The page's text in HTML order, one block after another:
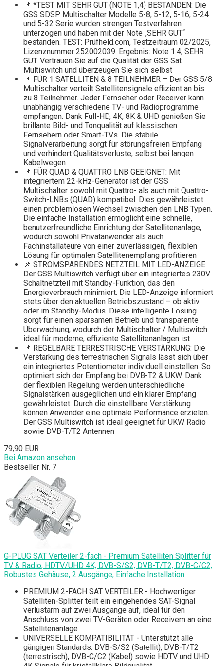
📌 *TEST MIT SEHR GUT (NOTE 1,4) BESTANDEN: Die
GSS SDSP Multischalter Modelle 5-8, 5-12, 5-16, 5-24
und 5-32 Serie wurden strengen Testverfahren
unterzogen und haben mit der Note „SEHR GUT“
bestanden. TEST: Prüfheld.com, Testzeitraum 02/2025,
Lizenznummer 252002039. Ergebnis: Note 1.4, SEHR
GUT. Vertrauen Sie auf die Qualität der GSS Sat
Multiswitch und überzeugen Sie sich selbst
📌 FÜR 1 SATELLITEN & 8 TEILNEHMER – Der GSS 5/8
Multischalter verteilt Satellitensignale effizient an bis
zu 8 Teilnehmer. Jeder Fernseher oder Receiver kann
unabhängig verschiedene TV- und Radioprogramme
empfangen. Dank Full-HD, 4K, 8K & UHD genießen Sie
brillante Bild- und Tonqualität auf klassischen
Fernsehern oder Smart-TVs. Die stabile
Signalverarbeitung sorgt für störungsfreien Empfang
und verhindert Qualitätsverluste, selbst bei langen
Kabelwegen
📌 FÜR QUAD & QUATTRO LNB GEEIGNET: Mit
integriertem 22-kHz-Generator ist der GSS
Multischalter sowohl mit Quattro- als auch mit Quattro-
Switch-LNBs (QUAD) kompatibel. Dies gewährleistet
einen problemlosen Wechsel zwischen den LNB Typen.
Die einfache Installation ermöglicht eine schnelle,
benutzerfreundliche Einrichtung der Satellitenanlage,
wodurch sowohl Privatanwender als auch
Fachinstallateure von einer zuverlässigen, flexiblen
Lösung für optimalen Satellitenempfang profitieren
📌 STROMSPARENDES NETZTEIL MIT LED-ANZEIGE:
Der GSS Multiswitch verfügt über ein integriertes 230V
Schaltnetzteil mit Standby-Funktion, das den
Energieverbrauch minimiert. Die LED-Anzeige informiert
stets über den aktuellen Betriebszustand – ob aktiv
oder im Standby-Modus. Diese intelligente Lösung
sorgt für einen sparsamen Betrieb und transparente
Überwachung, wodurch der Multischalter / Multiswitch
ideal für moderne, effiziente Satellitenanlagen ist
📌 REGELBARE TERRESTRISCHE VERSTÄRKUNG: Die
Verstärkung des terrestrischen Signals lässt sich über
ein integriertes Potentiometer individuell einstellen. So
optimiert sich der Empfang bei DVB-T2 & UKW. Dank
der flexiblen Regelung werden unterschiedliche
Signalstärken ausgeglichen und ein klarer Empfang
gewährleistet. Durch die einstellbare Verstärkung
können Anwender eine optimale Performance erzielen.
Der GSS Multiswitch ist ideal geeignet für UKW Radio
sowie DVB-T/T2 Antennen
79,90 EUR
Bei Amazon ansehen
Bestseller Nr. 7
G-PLUG SAT Verteiler 2-fach - Premium Satelliten Splitter für
TV & Radio, HDTV/UHD 4K, DVB-S/S2, DVB-T/T2, DVB-C/C2,
Robustes Gehäuse, 2 Ausgänge, Einfache Installation
PREMIUM 2-FACH SAT VERTEILER - Hochwertiger
Satelliten-Splitter teilt ein eingehendes SAT-Signal
verlustarm auf zwei Ausgänge auf, ideal für den
Anschluss von zwei TV-Geräten oder Receivern an eine
Satellitenanlage
UNIVERSELLE KOMPATIBILITÄT - Unterstützt alle
gängigen Standards: DVB-S/S2 (Satellit), DVB-T/T2
(terrestrisch), DVB-C/C2 (Kabel) sowie HDTV und UHD